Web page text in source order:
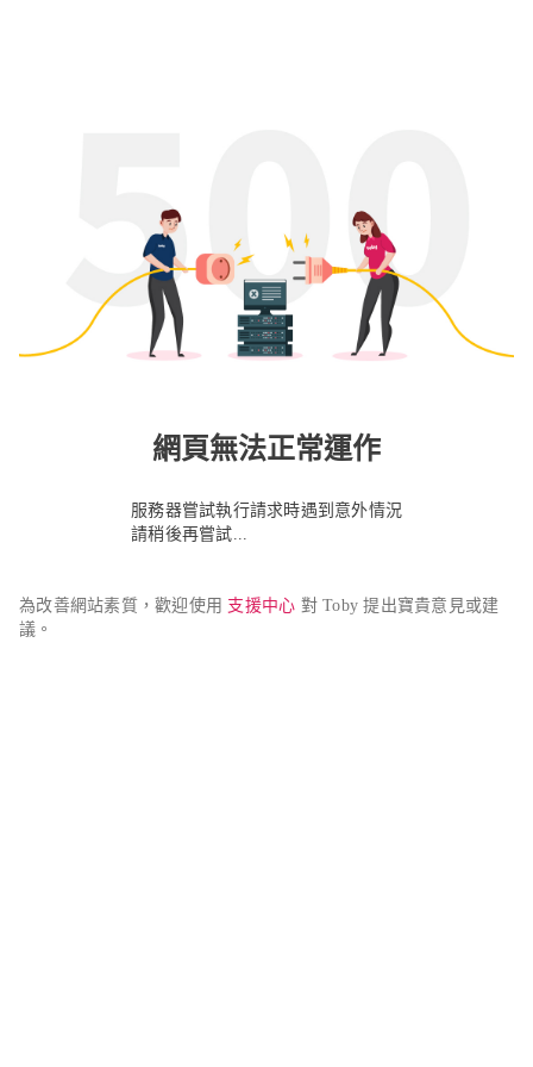
網頁無法正常運作
服務器嘗試執行請求時遇到意外情況
請稍後再嘗試...
為改善網站素質，歡迎使用 支援中心 對 Toby 提出寶貴意見或建
議。